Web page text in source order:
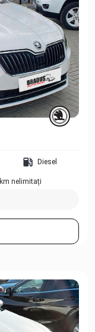
Diesel
km nelimitați